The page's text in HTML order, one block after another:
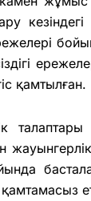
қамтылған.
қамтамасыз